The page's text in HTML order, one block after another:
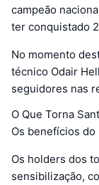
campeão
ter conquistado
No momento
técnico Odair
seguidores nas
O Que Torna
Os benefícios do
Os holders dos
sensibilização,